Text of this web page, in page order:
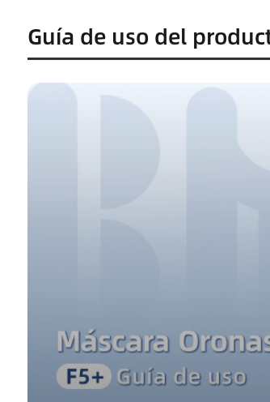
Guía de uso del